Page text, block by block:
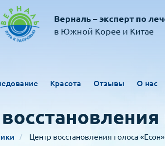
Верналь – эксперт по
в Южной Корее и Китае
Красота Отзывы О нас
Центр восстановления голоса «Есон»